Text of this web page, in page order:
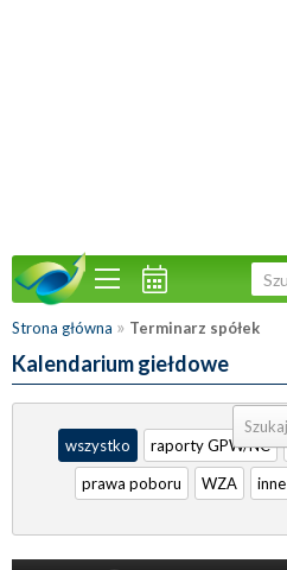
Strona główna » Terminarz spółek
Kalendarium giełdowe
Sortuj:
wszystko
raporty GPW/NC
prawa poboru
WZA inne